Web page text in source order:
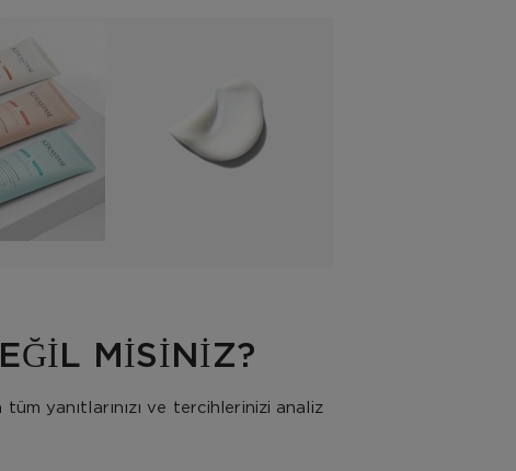
MİSİNİZ?
yanıtlarınızı ve tercihlerinizi analiz